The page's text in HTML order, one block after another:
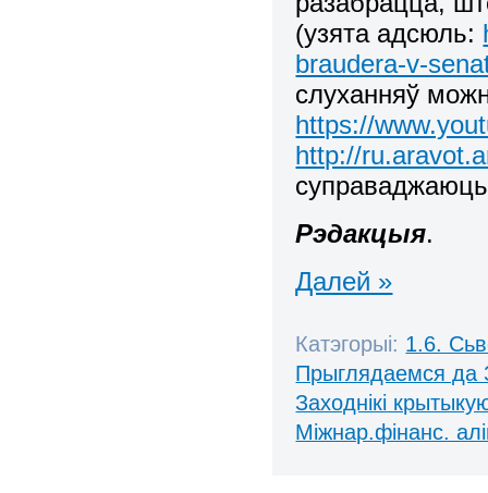
(узята адсюль:
braudera-v-
слуханняў
https://
http://
Рэдакцыя.
Далей »
Катэгорыі: 1.6.
Прыглядаемся да
Заходнікі
Міжнар.фінанс.